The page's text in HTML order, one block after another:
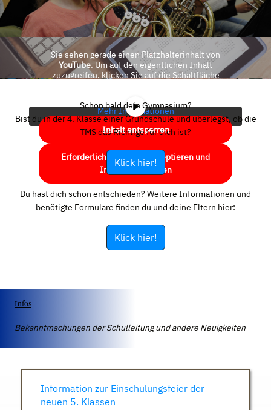
Sie sehen gerade einen Platzhalterinhalt von
YouTube. Um auf den eigentlichen Inhalt
zuzugreifen, klicken Sie auf die Schaltfläche
Mehr Informationen
Inhalt entsperren
Erforderlichen Service akzeptieren und
Inhalte entsperren
Schon bald dein Gymnasium?
Bist du in der 4. Klasse einer Grundschule und überlegst, ob die
TMS das Richtige für dich ist?
Klick hier!
Du hast dich schon entschieden? Weitere Informationen und
benötigte Formulare finden du und deine Eltern hier:
Klick hier!
Infos
Bekanntmachungen der Schulleitung und andere Neuigkeiten
Information zur Einschulungsfeier der
neuen 5. Klassen